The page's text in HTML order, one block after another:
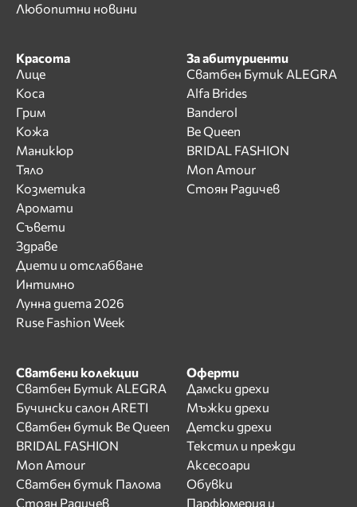
Любопитни новини
Красота
Лице
Коса
Грим
Кожа
Маникюр
Тяло
Козметика
Аромати
Съвети
Здраве
Диети и отслабване
Интимно
Лунна диета 2026
Ruse Fashion Week
За абитуриенти
Сватбен Бутик ALEGRA
Alfa Brides
Banderol
Be Queen
BRIDAL FASHION
Mon Amour
Стоян Радичев
Сватбени колекции
Сватбен Бутик ALEGRA
Бучински салон ARETI
Сватбен бутик Be Queen
BRIDAL FASHION
Mon Amour
Сватбен бутик Палома
Стоян Радичев
Оферти
Дамски дрехи
Мъжки дрехи
Детски дрехи
Текстил и прежди
Аксесоари
Обувки
Парфюмерия и